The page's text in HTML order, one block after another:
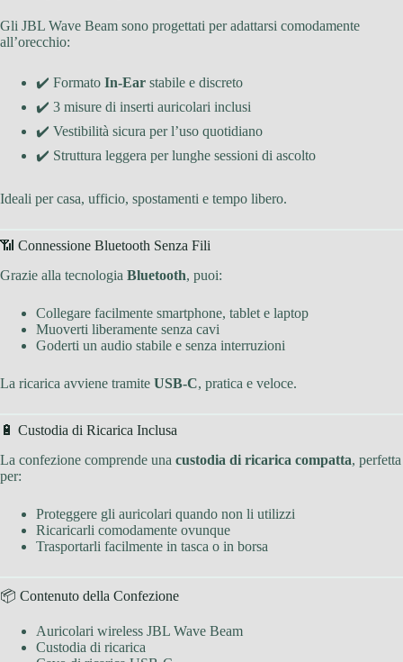
Gli JBL Wave Beam sono progettati per adattarsi comodamente
all’orecchio:
✔️ Formato In-Ear stabile e discreto
✔️ 3 misure di inserti auricolari inclusi
✔️ Vestibilità sicura per l’uso quotidiano
✔️ Struttura leggera per lunghe sessioni di ascolto
Ideali per casa, ufficio, spostamenti e tempo libero.
📶 Connessione Bluetooth Senza Fili
Grazie alla tecnologia Bluetooth, puoi:
Collegare facilmente smartphone, tablet e laptop
Muoverti liberamente senza cavi
Goderti un audio stabile e senza interruzioni
La ricarica avviene tramite USB-C, pratica e veloce.
🔋 Custodia di Ricarica Inclusa
La confezione comprende una custodia di ricarica compatta, perfetta
per:
Proteggere gli auricolari quando non li utilizzi
Ricaricarli comodamente ovunque
Trasportarli facilmente in tasca o in borsa
📦 Contenuto della Confezione
Auricolari wireless JBL Wave Beam
Custodia di ricarica